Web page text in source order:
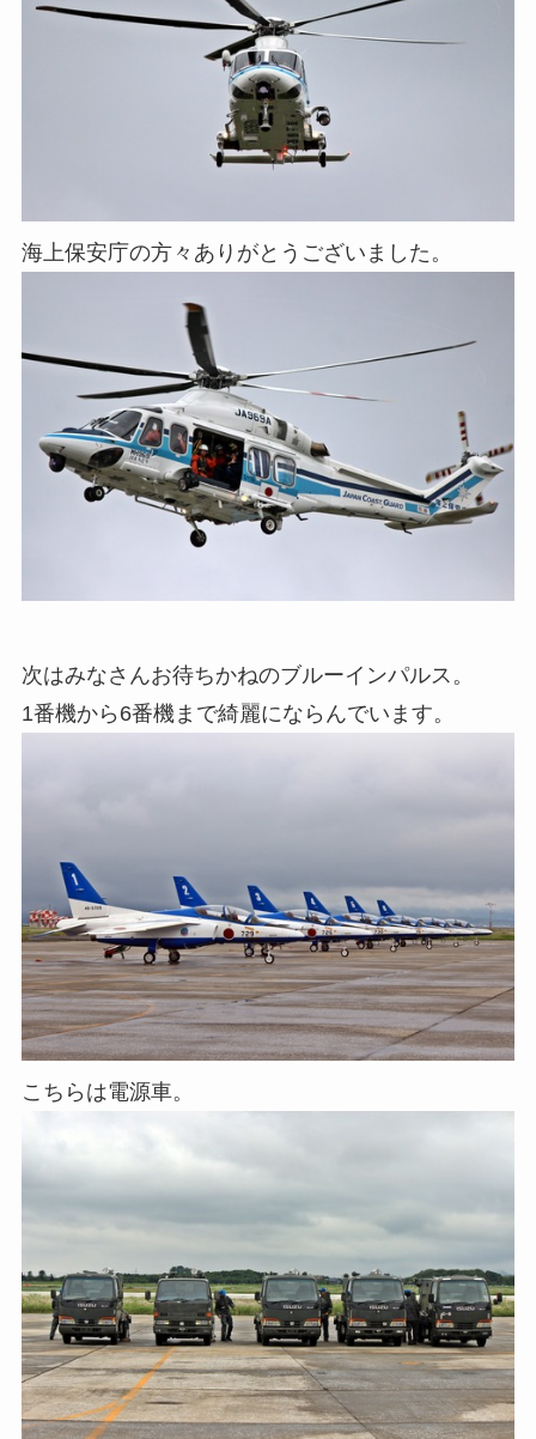
海上保安庁の方々ありがとうございました。
次はみなさんお待ちかねのブルーインパルス。
1番機から6番機まで綺麗にならんでいます。
こちらは電源車。